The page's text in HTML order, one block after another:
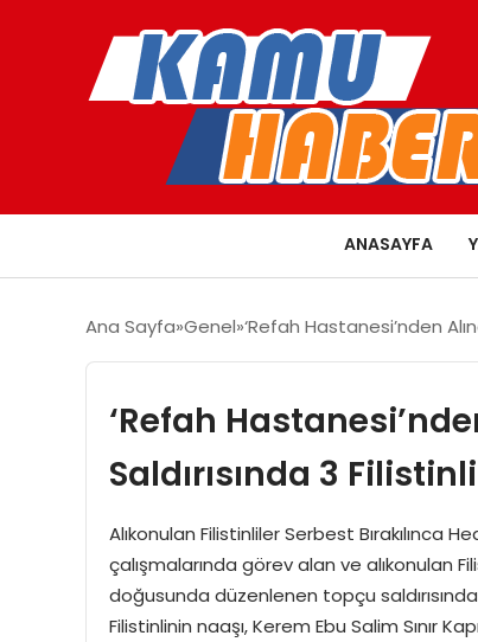
ANASAYFA
Ana Sayfa Genel ‘Refah Hastanesi’nden
‘Refah
Saldırısında 3
Alıkonulan Filistinliler Serbest Bırakılınca
çalışmalarında görev alan ve alıkonulan
doğusunda düzenlenen topçu saldırısında
Filistinlinin naaşı, Kerem Ebu Salim Sınır